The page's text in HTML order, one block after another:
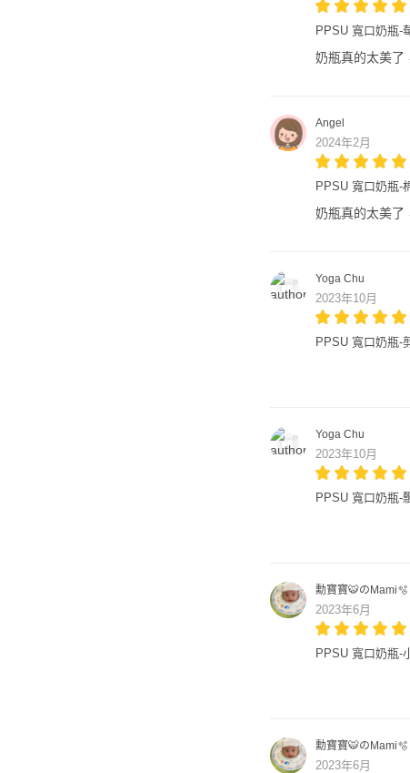
PPSU 寬口奶瓶-
奶瓶真的太美了
Angel
2024年2月
PPSU 寬口奶瓶-
奶瓶真的太美了
Yoga Chu
2023年10月
PPSU 寬口奶瓶-
Yoga Chu
2023年10月
PPSU 寬口奶瓶-
勳寶寶🐯のMami🫧
2023年6月
PPSU 寬口奶瓶-
勳寶寶🐯のMami🫧
2023年6月